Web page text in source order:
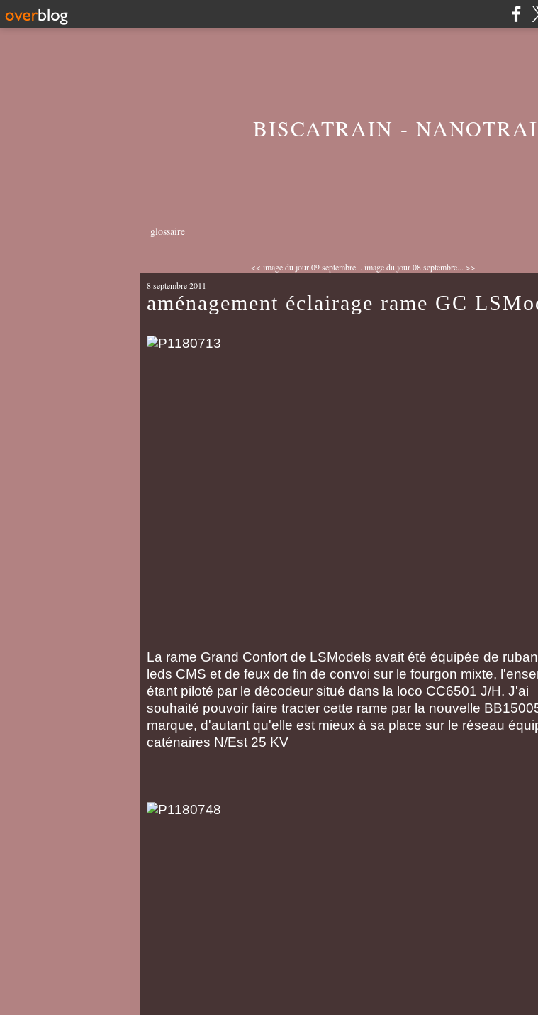
BISCATRAIN -
glossaire
<< image du jour 09 septembre... image du jour 08 septembre... >>
8 septembre 2011
aménagement éclairage rame GC
La rame Grand Confort de LSModels avait été équipée de
leds CMS et de feux de fin de convoi sur le fourgon mixte,
étant piloté par le décodeur situé dans la loco CC6501 J/H. J'ai
souhaité pouvoir faire tracter cette rame par la nouvelle
marque, d'autant qu'elle est mieux à sa place sur le réseau
caténaires N/Est 25 KV